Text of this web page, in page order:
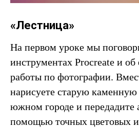
«Лестница»
На первом уроке мы
инструментах Procreate и об
работы по фотографии.
нарисуете старую каменную
южном городе и передадите
помощью точных цветовых